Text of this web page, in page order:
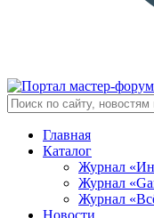
Главная
Каталог
Журнал
Журнал
Журнал
Новости